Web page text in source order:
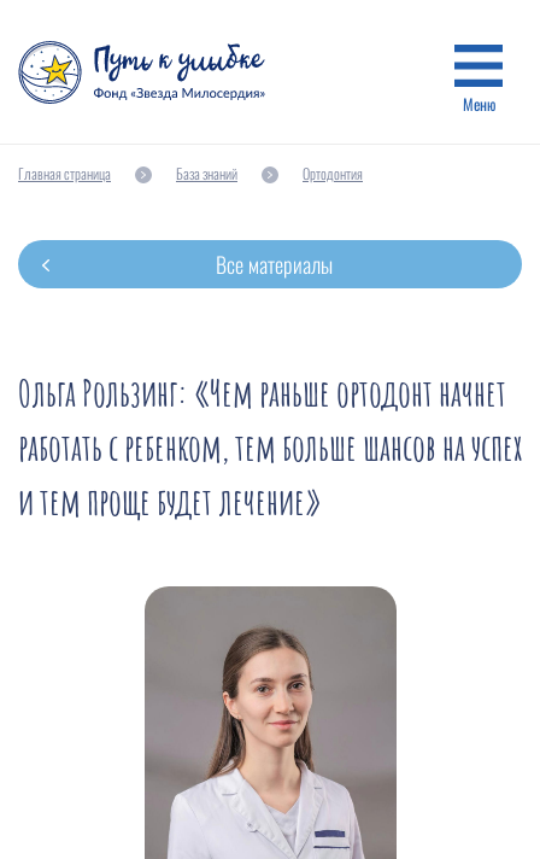
Меню
Главная страница База знаний Ортодонтия
Все материалы
Ольга Рользинг: «Чем раньше ортодонт начнет
работать с ребенком, тем больше шансов на успех
и тем проще будет лечение»